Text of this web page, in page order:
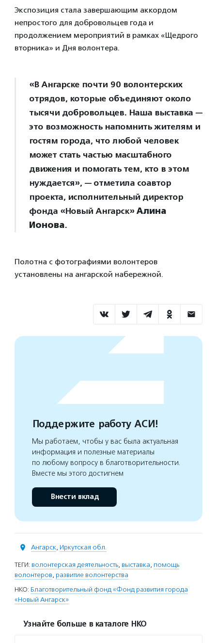
Экспозиция стала завершающим аккордом
непростого для добровольцев года и
продолжением мероприятий в рамках «Щедрого
вторника» и Дня волонтера.
«В Ангарске почти 90 волонтерских
отрядов, которые объединяют около
тысячи добровольцев. Наша выставка —
это возможность напомнить жителям и
гостям города, что любой человек
может стать частью масштабного
движения и помогать тем, кто в этом
нуждается», — отметила соавтор
проекта, исполнительный директор
фонда «Новый Ангарск»Алина
Ионова.
Полотна с фотографиями волонтеров
установлены на ангарской набережной.
Поддержите работу АСИ!
Мы работаем, чтобы у вас была актуальная
информация и полезные материалы
по любому вопросу в благотворительности.
Вместе мы этого достигнем
Внести вклад
Ангарск, Иркутская обл.
ТЕГИ: волонтерская деятельность, выставка, помощь
волонтеров, развитие волонтерства
НКО: Благотворительный фонд «Фонд развития города
«Новый Ангарск»
Узнайте больше в каталоге НКО